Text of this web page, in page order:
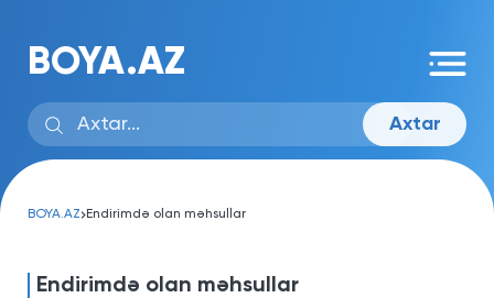
BOYA.AZ
Axtar
BOYA.AZ Endirimdə olan məhsullar
Endirimdə olan məhsullar